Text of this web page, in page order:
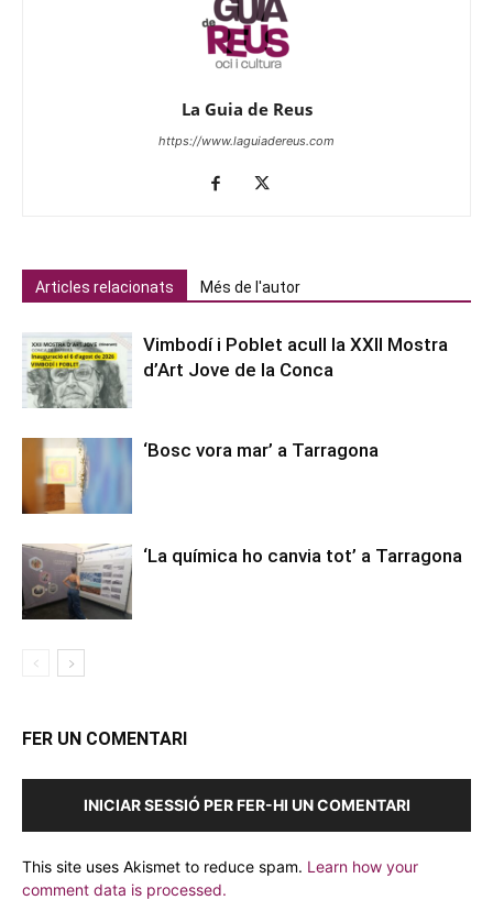
La Guia de Reus
https://www.laguiadereus.com
Articles relacionats Més de l'autor
Vimbodí i Poblet acull la XXII Mostra
d’Art Jove de la Conca
‘Bosc vora mar’ a Tarragona
‘La química ho canvia tot’ a Tarragona
FER UN COMENTARI
INICIAR SESSIÓ PER FER-HI UN COMENTARI
This site uses Akismet to reduce spam. Learn how your
comment data is processed.